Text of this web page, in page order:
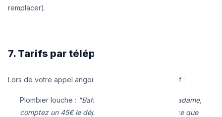
remplacer).
7. Tarifs par téléphone
Lors de votre appel angoissé à 22h, demanez le tarif :
Plombier louche : "Bah ça dépendra sur place madame,
comptez un 45€ le déplacement et pis on verra ce que